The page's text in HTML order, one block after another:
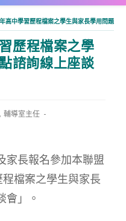
高中學習歷程檔案之學生與家長學用問題焦
歷程檔案之學
諮詢線上座談
輔導室主任
家長報名參加本聯盟
檔案之學生與家長
會」。